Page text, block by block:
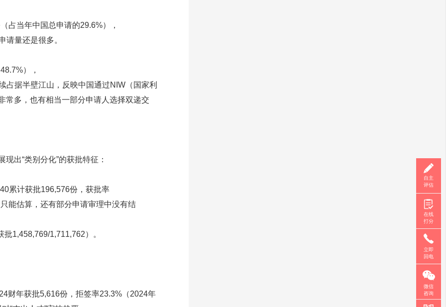
占当年中国总申请的29.6%），
请量还是很多。
），
占据半壁江山，反映中国通过NIW（国家利
常多，也有相当一部分申请人选择双递交
出“类别分化”的获批特征：
累计获批196,576份，获批率
能估算，还有部分申请审理中没有结
批1,458,769/1,711,762）。
财年获批5,616份，拒签率23.3%（2024年
自主
评估
在线
打分
立即
回电
微信
咨询